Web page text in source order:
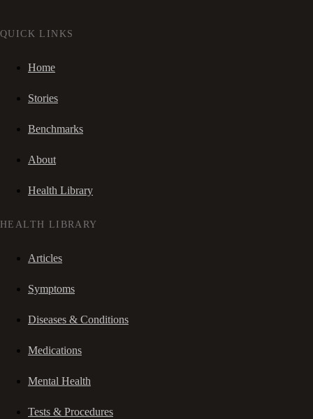
QUICK LINKS
Home
Stories
Benchmarks
About
Health Library
HEALTH LIBRARY
Articles
Symptoms
Diseases & Conditions
Medications
Mental Health
Tests & Procedures